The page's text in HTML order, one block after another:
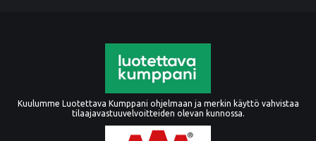
Kuulumme Luotettava Kumppani ohjelmaan ja merkin käyttö vahvistaa
tilaajavastuuvelvoitteiden olevan kunnossa.